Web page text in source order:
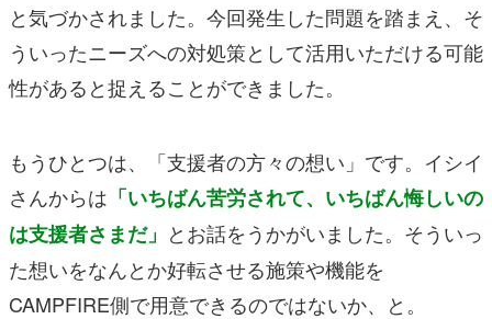
と気づかされました。今回発生した問題を踏まえ、そ
ういったニーズへの対処策として活用いただける可能
性があると捉えることができました。
もうひとつは、「支援者の方々の想い」です。イシイ
さんからは 「いちばん苦労されて、いちばん悔しいの
は支援者さまだ」 とお話をうかがいました。そういっ
た想いをなんとか好転させる施策や機能を
CAMPFIRE側で用意できるのではないか、と。